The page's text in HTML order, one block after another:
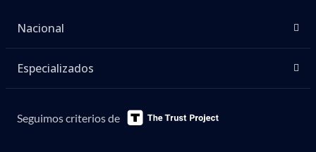
Nacional
Especializados
Seguimos criterios de